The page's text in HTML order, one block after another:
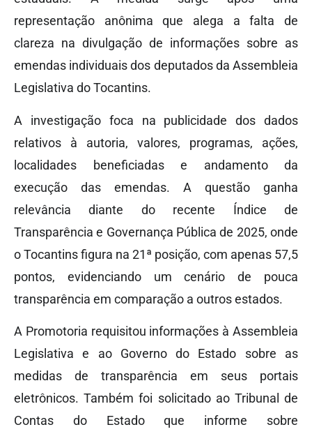
representação anônima que alega a falta de
clareza na divulgação de informações sobre as
emendas individuais dos deputados da Assembleia
Legislativa do Tocantins.
A investigação foca na publicidade dos dados
relativos à autoria, valores, programas, ações,
localidades beneficiadas e andamento da
execução das emendas. A questão ganha
relevância diante do recente Índice de
Transparência e Governança Pública de 2025, onde
o Tocantins figura na 21ª posição, com apenas 57,5
pontos, evidenciando um cenário de pouca
transparência em comparação a outros estados.
A Promotoria requisitou informações à Assembleia
Legislativa e ao Governo do Estado sobre as
medidas de transparência em seus portais
eletrônicos. Também foi solicitado ao Tribunal de
Contas do Estado que informe sobre